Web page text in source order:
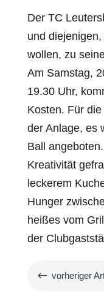
Der TC
und
wollen, zu
Am Samstag,
19.30 Uhr,
Kosten. Für
der Anlage, es
Ball
Kreativität
leckerem
Hunger
heißes vom
der
# vorheriger